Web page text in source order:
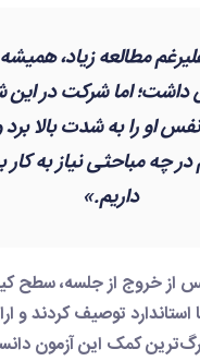
مطالعه زیاد، همیشه
اما شرکت در این
او را به شدت بالا برد و
مباحثی نیاز به کار
داریم.»
خروج از جلسه، سطح کیفی
توصیف کردند و ارائه
کمک این آزمون دانستند.